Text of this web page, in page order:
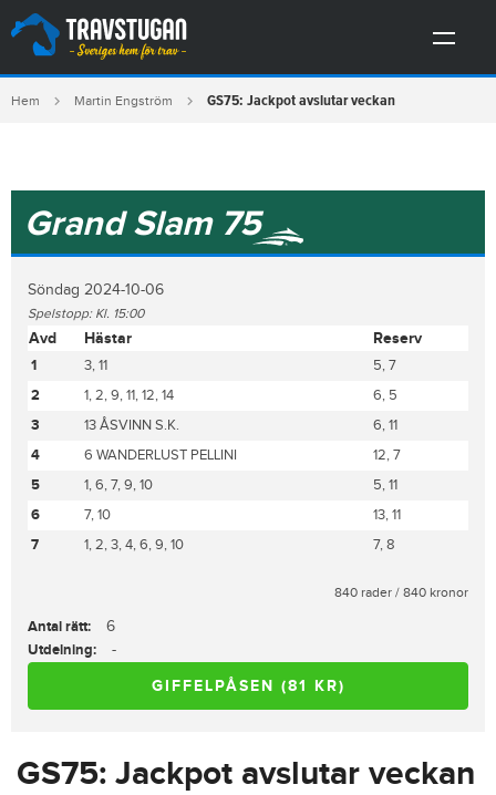
Hem Martin Engström GS75: Jackpot avslutar veckan
Grand Slam 75
Söndag 2024-10-06
Spelstopp: Kl. 15:00
Avd Hästar Reserv
1 3, 11
5, 7
2
1, 2, 9, 11, 12, 14
6, 5
3
13 ÅSVINN S.K.
6, 11
4
6 WANDERLUST PELLINI
12, 7
5
1, 6, 7, 9, 10
5, 11
6
7, 10
13, 11
7
1, 2, 3, 4, 6, 9, 10 7, 8
840 rader / 840 kronor
Antal rätt:
6
Utdelning:
-
GIFFELPÅSEN (81 KR)
GS75: Jackpot avslutar veckan